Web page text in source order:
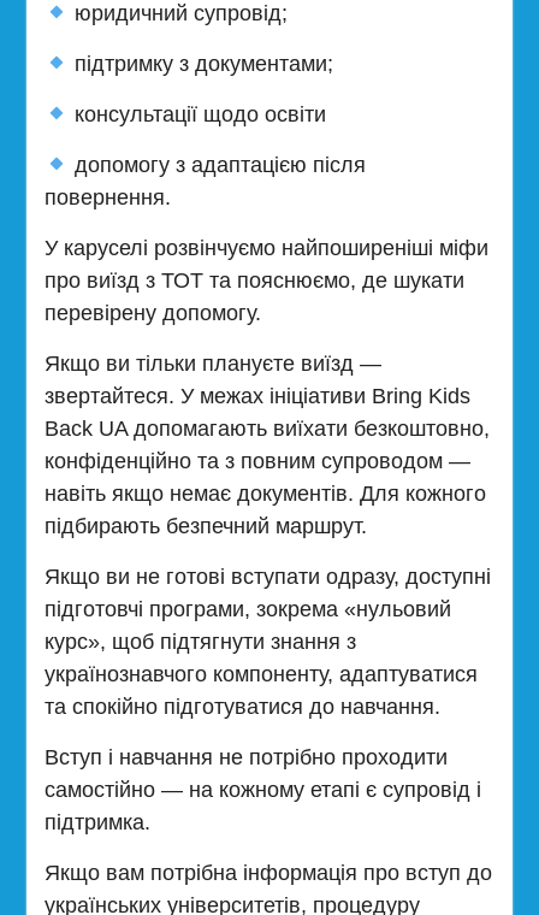
юридичний супровід;
підтримку з документами;
консультації щодо освіти
допомогу з адаптацією після
повернення.
У каруселі розвінчуємо найпоширеніші міфи
про виїзд з ТОТ та пояснюємо, де шукати
перевірену допомогу.
Якщо ви тільки плануєте виїзд —
звертайтеся. У межах ініціативи Bring Kids
Back UA допомагають виїхати безкоштовно,
конфіденційно та з повним супроводом —
навіть якщо немає документів. Для кожного
підбирають безпечний маршрут.
Якщо ви не готові вступати одразу, доступні
підготовчі програми, зокрема «нульовий
курс», щоб підтягнути знання з
українознавчого компоненту, адаптуватися
та спокійно підготуватися до навчання.
Вступ і навчання не потрібно проходити
самостійно — на кожному етапі є супровід і
підтримка.
Якщо вам потрібна інформація про вступ до
українських університетів, процедуру